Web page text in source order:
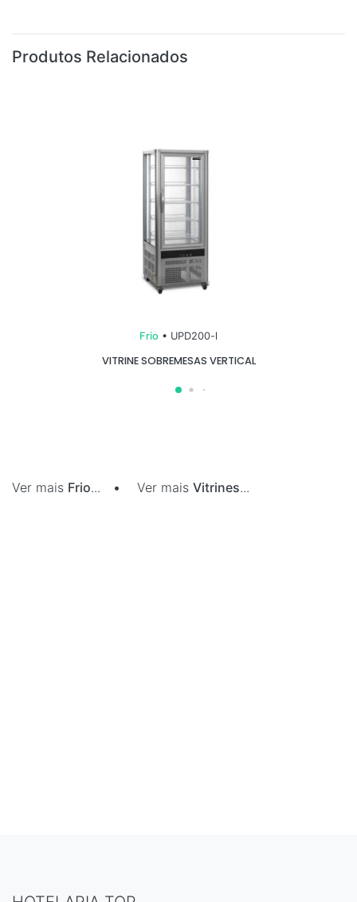
Produtos Relacionados
Frio • UPD200-l
VITRINE SOBREMESAS VERTICAL
Ver mais Frio... • Ver mais Vitrines...